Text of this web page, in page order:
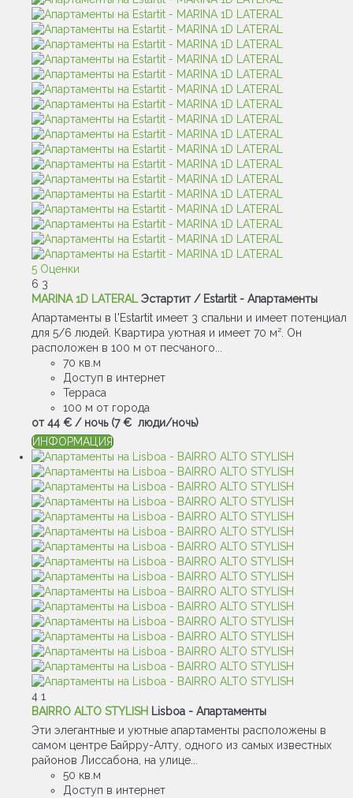
5 Оценки
6 3
MARINA 1D LATERAL Эстартит / Estartit - Апартаменты
Апартаменты в l'Estartit имеет 3 спальни и имеет потенциал
для 5/6 людей. Квартира уютная и имеет 70 м². Он
расположен в 100 м от песчаного...
70 кв.м
Доступ в интернет
Терраса
100 м от города
от 44 € / ночь (7 € люди/ночь)
ИНФОРМАЦИЯ
4 1
BAIRRO ALTO STYLISH Lisboa - Апартаменты
Эти элегантные и уютные апартаменты расположены в
самом центре Байрру-Алту, одного из самых известных
районов Лиссабона, на улице...
50 кв.м
Доступ в интернет